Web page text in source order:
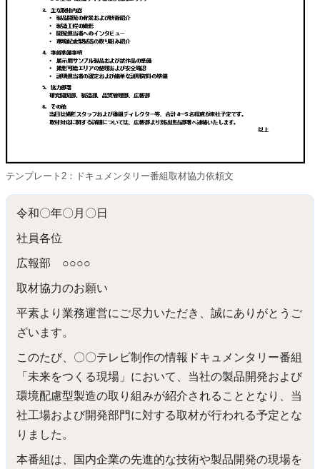
テンプレート2：ドキュメンタリー番組取材協力依頼文
令和〇年〇月〇日
社員各位
広報部 ○○○○
取材協力のお願い
平素より業務運営にご尽力いただき、誠にありがとうご
ざいます。
このたび、〇〇テレビ制作の情報ドキュメンタリー番組
「未来をつくる現場」において、当社の製品開発および
環境配慮型製造の取り組みが紹介されることとなり、当
社工場および開発部門に対する取材が行われる予定とな
りました。
本番組は、国内企業の先進的な技術や製品開発の現場を